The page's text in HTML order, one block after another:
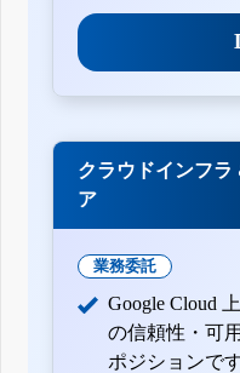
クラウドインフ
ア
業務委託
Google Cloud
の信頼性・可
ポジションです